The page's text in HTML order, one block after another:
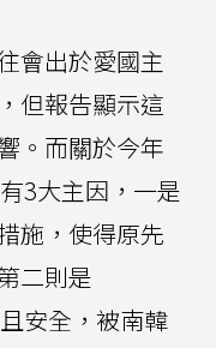
會出於愛國主
但報告顯示這
。而關於今年
3大主因，一是
施，使得原先
二則是
安全，被南韓